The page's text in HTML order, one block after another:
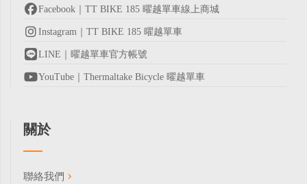
Facebook｜TT BIKE 185 曜越單車線上商城
Instagram｜TT BIKE 185 曜越單車
LINE｜曜越單車官方帳號
YouTube｜Thermaltake Bicycle 曜越單車
關於
聯絡我們